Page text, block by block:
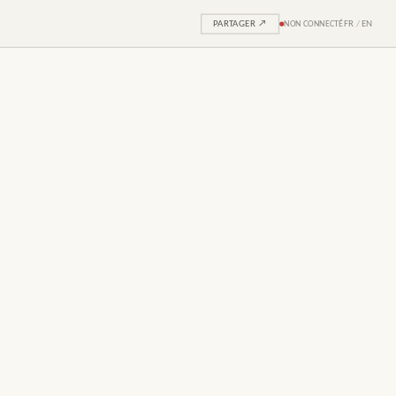
PARTAGER ↗ NON CONNECTÉFR /EN